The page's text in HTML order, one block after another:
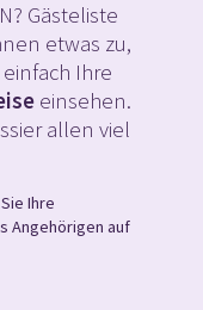
Gästeliste
etwas zu,
Ihre
einsehen.
allen viel
Ihre
Angehörigen auf